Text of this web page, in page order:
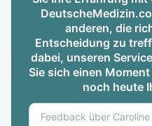
anderen, die
Entscheidung zu
dabei, unseren
Sie sich einen
noch heute